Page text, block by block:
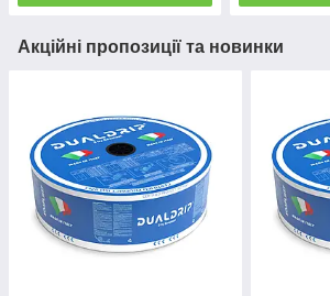
Акційні пропозиції та новинки